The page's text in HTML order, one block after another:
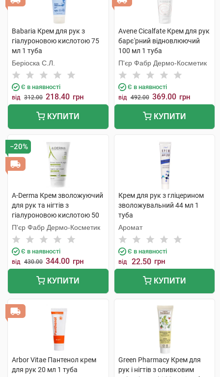
Babaria Крем для рук з
гіалуроновою кислотою 75
мл 1 туба
Беріоска С.Л.
Є в наявності
від 312.00 218.40 грн
КУПИТИ
Avene Cicalfate Крем для рук
барє'рний відновлюючий
100 мл 1 туба
П'єр Фабр Дермо-Косметик
Є в наявності
від 492.00 369.00 грн
КУПИТИ
−20%
A-Derma Крем зволожуючий
для рук та нігтів з
гіалуроновою кислотою 50
мл 1 туба
П'єр Фабр Дермо-Косметик
Є в наявності
від 430.00 344.00 грн
КУПИТИ
Крем для рук з гліцерином
зволожувальний 44 мл 1
туба
Аромат
Є в наявності
від 22.50 грн
КУПИТИ
Arbor Vitae Пантенол крем
для рук 20 мл 1 туба
Green Pharmacy Крем для
рук і нігтів з оливковим